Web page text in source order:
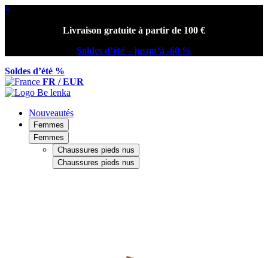
×
Livraison gratuite à partir de 100 €
Soldes d’été – jusqu’à -60 %
Soldes d’été %
FR / EUR
Nouveautés
Femmes
Femmes
Chaussures pieds nus
Chaussures pieds nus